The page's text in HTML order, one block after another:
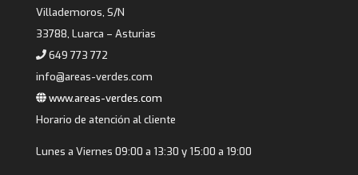
Villademoros, S/N
33788, Luarca – Asturias
649 773 772
info@areas-verdes.com
www.areas-verdes.com
Horario de atención al cliente
Lunes a Viernes 09:00 a 13:30 y 15:00 a 19:00